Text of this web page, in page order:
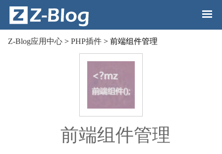
Z-Blog应用中心 > PHP插件 > 前端组件管理
前端组件管理